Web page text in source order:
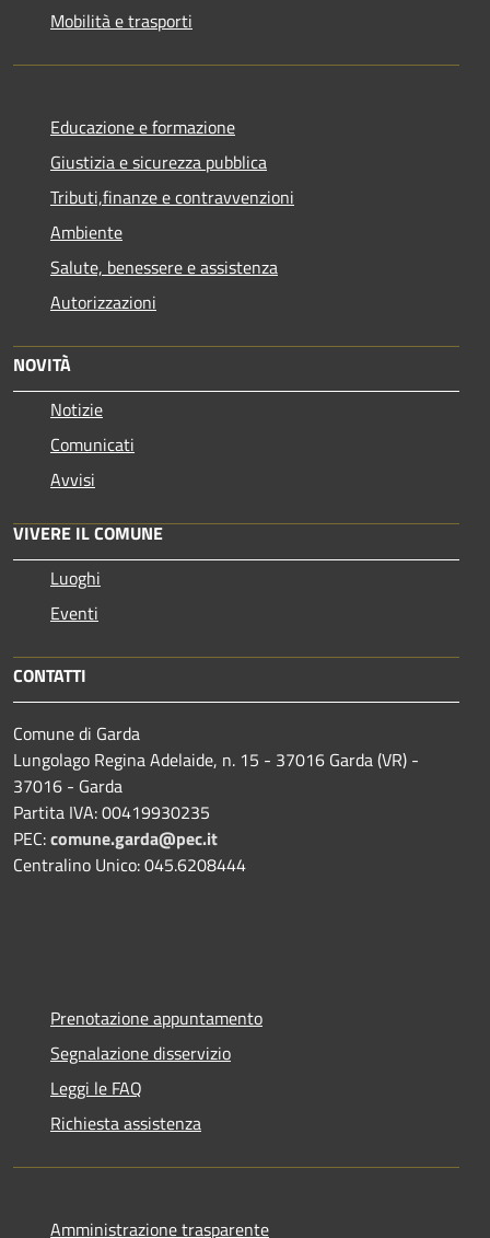
Mobilità e trasporti
Educazione e formazione
Giustizia e sicurezza pubblica
Tributi,finanze e contravvenzioni
Ambiente
Salute, benessere e assistenza
Autorizzazioni
NOVITÀ
Notizie
Comunicati
Avvisi
VIVERE IL COMUNE
Luoghi
Eventi
CONTATTI
Comune di Garda
Lungolago Regina Adelaide, n. 15 - 37016 Garda (VR) -
37016 - Garda
Partita IVA: 00419930235
PEC:comune.garda@pec.it
Centralino Unico: 045.6208444
Prenotazione appuntamento
Segnalazione disservizio
Leggi le FAQ
Richiesta assistenza
Amministrazione trasparente